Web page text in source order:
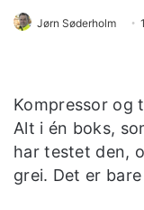
Jørn Søderholm
Kompressor og
Alt i én boks,
har testet den,
grei. Det er